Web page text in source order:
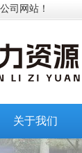
司网站！
关于我们